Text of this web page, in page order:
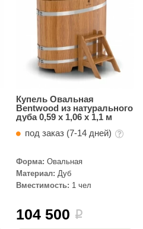
Купель Овальная
Bentwood из натурального
дуба 0,59 х 1,06 х 1,1 м
под заказ (7-14 дней)
Форма: Овальная
Материал: Дуб
Вместимость: 1 чел
104 500 i